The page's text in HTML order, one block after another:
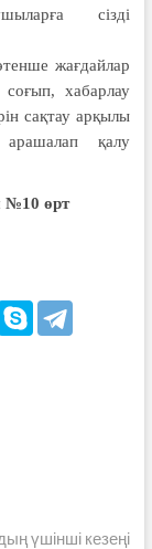
сізді
жағдайлар
соғып, хабарлау
сақтау арқылы
қалу
№10 өрт
үшінші кезеңі